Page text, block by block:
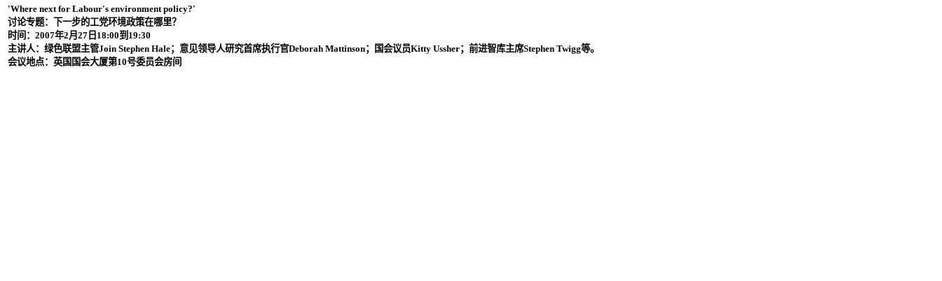
'Where next for Labour's environment policy?'
讨论专题：下一步的工党环境政策在哪里？
时间： 2007年2月 27 日 18:00到 19:30
主讲人：绿色联盟主管Join Stephen Hale；意见领导人研究首席执行官Deborah Mattinson；国会议员Kitty Ussher；前进智库主席Stephen Twigg等。
会议地点：英国国会大厦第10号委员会房间